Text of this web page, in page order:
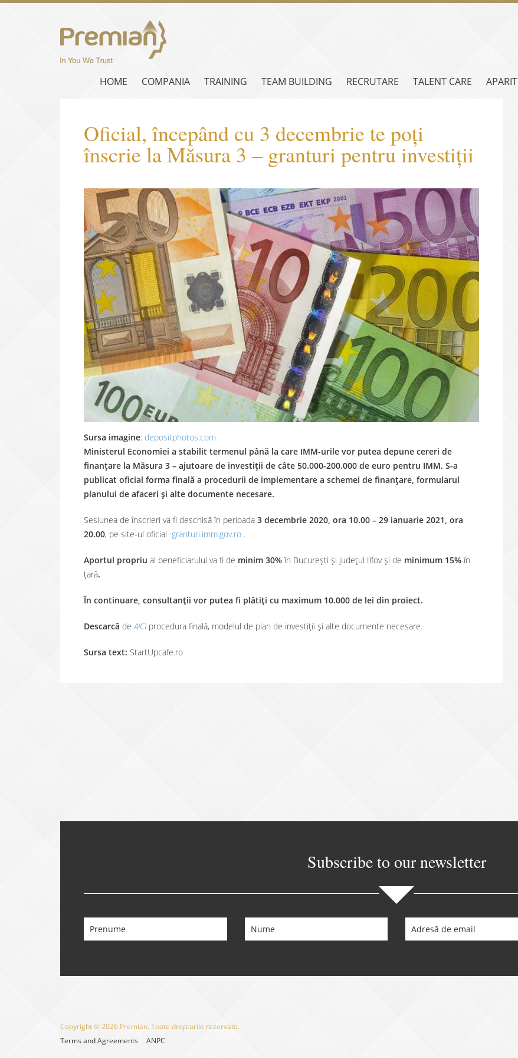
HOME COMPANIA TRAINING TEAM BUILDING RECRUTARE TALENT CARE
Oficial, începând cu 3 decembrie te poți
înscrie la Măsura 3 – granturi pentru investiții
Sursa imagine: depositphotos.com
Ministerul Economiei a stabilit termenul până la care IMM-urile vor putea depune cereri de
finanțare la Măsura 3 – ajutoare de investiții de câte 50.000-200.000 de euro pentru IMM. S-a
publicat oficial forma finală a procedurii de implementare a schemei de finanțare, formularul
planului de afaceri și alte documente necesare.
Sesiunea de înscrieri va fi deschisă în perioada 3 decembrie 2020, ora 10.00 – 29 ianuarie 2021, ora
20.00, pe site-ul oficial granturi.imm.gov.ro .
Aportul propriu al beneficiarului va fi de minim 30%în București și județul Ilfov și de minimum 15%în
țară.
În continuare, consultanții vor putea fi plătiți cu maximum 10.000 de lei din proiect.
Descarcă deAICI procedura finală, modelul de plan de investiții și alte documente necesare.
Sursa text: StartUpcafe.ro
Subscribe to our newsletter
Copyright © 2026 Premian. Toate drepturile rezervate.
Terms and Agreements
ANPC